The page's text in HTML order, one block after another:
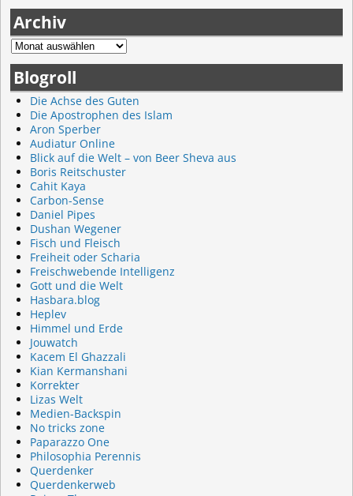
Archiv
Blogroll
Die Achse des Guten
Die Apostrophen des Islam
Aron Sperber
Audiatur Online
Blick auf die Welt – von Beer Sheva aus
Boris Reitschuster
Cahit Kaya
Carbon-Sense
Daniel Pipes
Dushan Wegener
Fisch und Fleisch
Freiheit oder Scharia
Freischwebende Intelligenz
Gott und die Welt
Hasbara.blog
Heplev
Himmel und Erde
Jouwatch
Kacem El Ghazzali
Kian Kermanshani
Korrekter
Lizas Welt
Medien-Backspin
No tricks zone
Paparazzo One
Philosophia Perennis
Querdenker
Querdenkerweb